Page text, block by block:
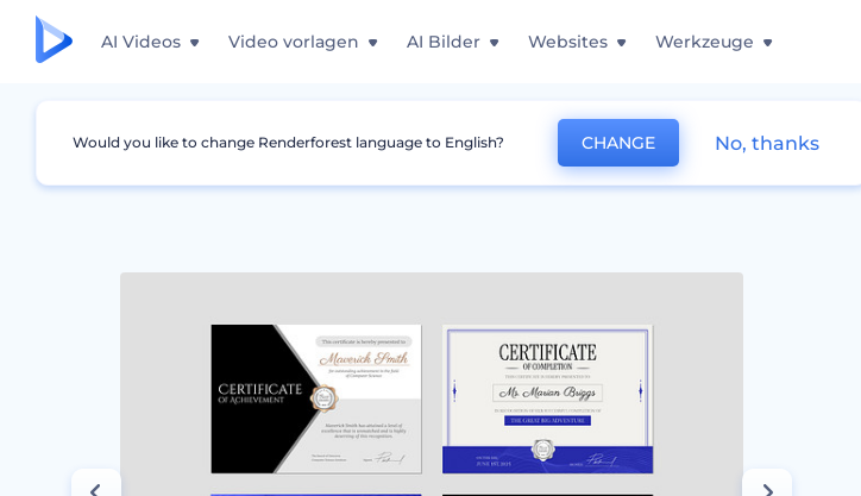
AI Videos Video vorlagen AI Bilder Websites Werkzeuge
Grafiken Zertifikat Vorlagen für Anerkennungszertifikate
Would you like to change Renderforest language to English? CHANGE No, thanks